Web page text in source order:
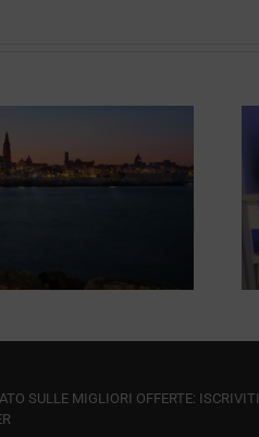
SULLE MIGLIORI OFFERTE: ISCRIVITI